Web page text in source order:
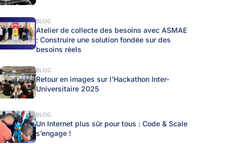
BLOG
Atelier de collecte des besoins avec ASMAE
: Construire une solution fondée sur des
besoins réels
BLOG
Retour en images sur l’Hackathon Inter-
Universitaire 2025
BLOG
Un Internet plus sûr pour tous : Code & Scale
s’engage !